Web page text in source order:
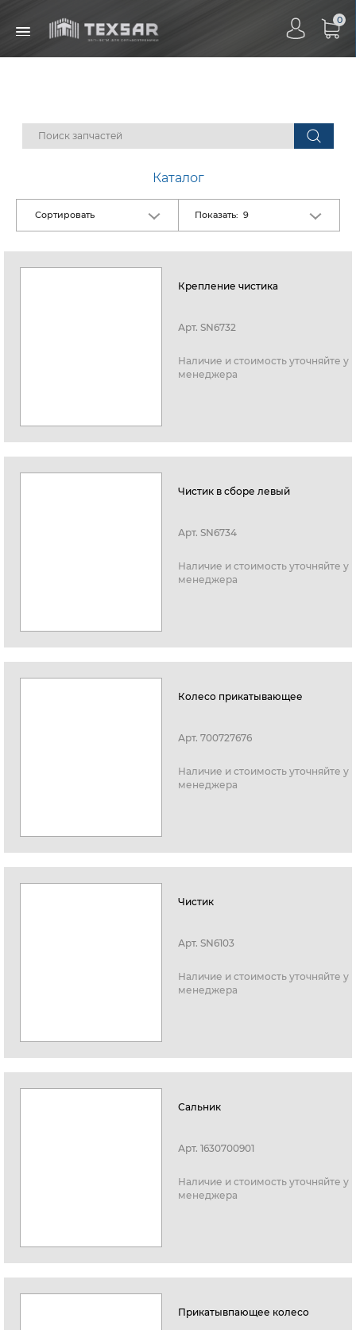
0
Каталог
Сортировать Показать: 9
Крепление чистика
Арт.SN6732
Наличие и стоимость уточняйте у
менеджера
Чистик в сборе левый
Арт.SN6734
Наличие и стоимость уточняйте у
менеджера
Колесо прикатывающее
Арт.700727676
Наличие и стоимость уточняйте у
менеджера
Чистик
Арт.SN6103
Наличие и стоимость уточняйте у
менеджера
Сальник
Арт.1630700901
Наличие и стоимость уточняйте у
менеджера
Прикатывпающее колесо